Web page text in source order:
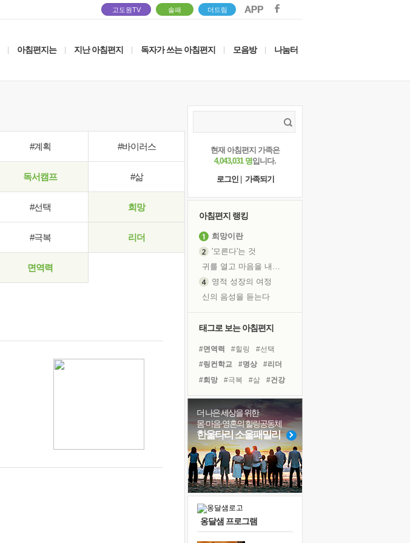
고도원TV 솔패 더드림
아침편지는 지난 아침편지 독자가 쓰는 아침편지 모음방 나눔터
#계획 #바이러스
독서캠프 #삶
#선택 희망
#극복 리더
면역력
현재 아침편지 가족은
4,043,031 명입니다.
로그인
가족되기
아침편지 랭킹
희망이란
'모른다'는 것
귀를 열고 마음을 내어주고
영적 성장의 여정
신의 음성을 듣는다
극과 극의 양 끝단
'말 타는 법'을 먼저
졸업식 사진을 보며
극심한 변비, 어깨결림, 수면 장애
아픈 아버지를 위한 공간 설계
슬럼프
보고 싶은 어머니
유년 시절의 부산 영도 바다
못된 꼰대들
너무 황홀한 꽃들이여!
태그로 보는 아침편지
#면역력 #힐링
#선택
#링컨학교
#명상
#리더
#희망
#극복 #삶
#건강
#바이러스
#아이들
#독서
#친구
#독서캠프
#다짐
#위기
#나눔
#사람
#비전캠프 #경험
더 나은 세상을 위한
몸·마음·영혼의 힐링공동체
한울타리 소울패밀리
옹달샘 프로그램